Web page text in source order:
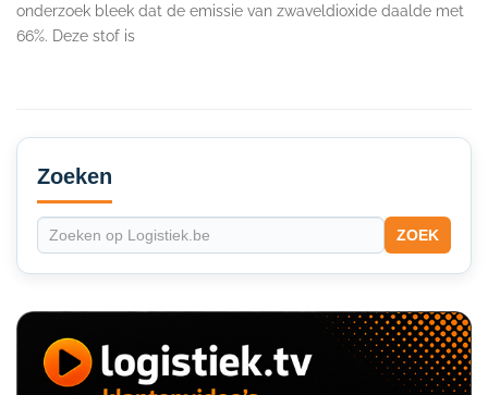
onderzoek bleek dat de emissie van zwaveldioxide daalde met
66%. Deze stof is
Secondary
Sidebar
Zoeken
ZOEK